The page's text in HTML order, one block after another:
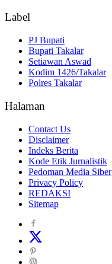
Label
PJ Bupati
Bupati Takalar
Setiawan Aswad
Kodim 1426/Takalar
Polres Takalar
Halaman
Contact Us
Disclaimer
Indeks Berita
Kode Etik Jurnalistik
Pedoman Media Siber
Privacy Policy
REDAKSI
Sitemap